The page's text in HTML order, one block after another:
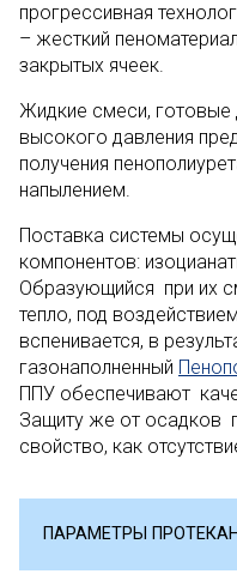
прогрессивная
– жесткий
закрытых ячеек.
Жидкие смеси, готовые
высокого давления
получения
напылением.
Поставка системы
компонентов:
Образующийся при их
тепло, под
вспенивается, в
газонаполненный
ППУ обеспечивают
Защиту же от осадков
свойство, как
ПАРАМЕТРЫ